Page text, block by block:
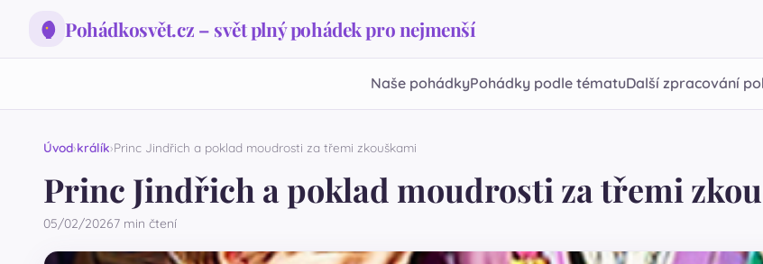
Pohádkosvět.cz – svět plný pohádek pro nejmenší
Naše pohádkyPohádky podle tématuDalší zpracování
Úvod králík Princ Jindřich a poklad moudrosti za třemi zkouškami
Princ Jindřich a poklad moudrosti za třemi
05/02/20267 min čtení